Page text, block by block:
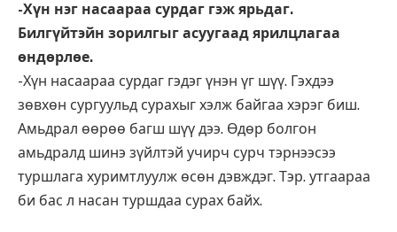
-Хүн нэг насаараа сурдаг гэж ярьдаг.
Билгүйтэйн зорилгыг асуугаад ярилцлагаа
өндөрлөе.
-Хүн насаараа сурдаг гэдэг үнэн үг шүү. Гэхдээ
зөвхөн сургуульд сурахыг хэлж байгаа хэрэг биш.
Амьдрал өөрөө багш шүү дээ. Өдөр болгон
амьдралд шинэ зүйлтэй учирч сурч тэрнээсээ
туршлага хуримтлуулж өсөн дэвждэг. Тэр. утгаараа
би бас л насан туршдаа сурах байх.